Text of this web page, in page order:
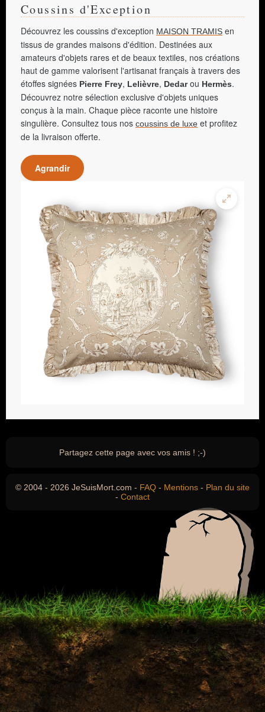
Coussins d'Exception
Découvrez les coussins d'exception MAISON TRAMIS en
tissus de grandes maisons d'édition. Destinées aux
amateurs d'objets rares et de beaux textiles, nos créations
haut de gamme valorisent l'artisanat français à travers des
étoffes signées Pierre Frey, Lelièvre, Dedarou Hermès.
Découvrez notre sélection exclusive d'objets uniques
conçus à la main. Chaque pièce raconte une histoire
singulière. Consultez tous nos coussins de luxe et profitez
de la livraison offerte.
Agrandir
Partagez cette page avec vos amis ! ;-)
© 2004 - 2026 JeSuisMort.com - FAQ - Mentions - Plan du site
- Contact